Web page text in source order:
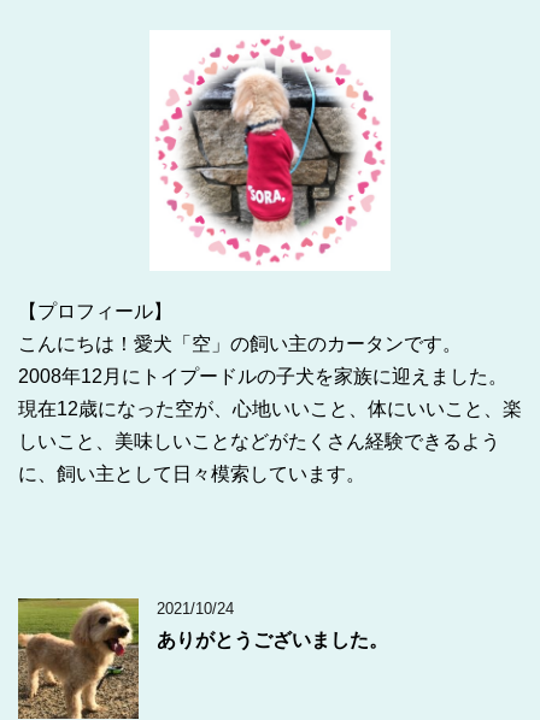
【プロフィール】
こんにちは！愛犬「空」の飼い主のカータンです。
2008年12月にトイプードルの子犬を家族に迎えました。
現在12歳になった空が、心地いいこと、体にいいこと、楽
しいこと、美味しいことなどがたくさん経験できるよう
に、飼い主として日々模索しています。
2021/10/24
ありがとうございました。